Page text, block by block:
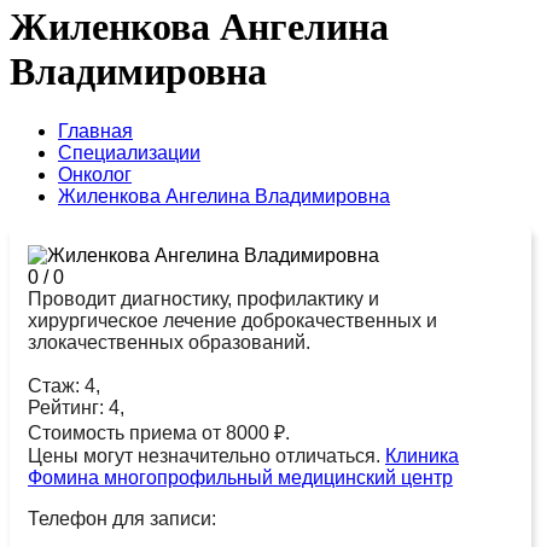
Жиленкова Ангелина
Владимировна
Главная
Специализации
Онколог
Жиленкова Ангелина Владимировна
0 /0
Проводит диагностику, профилактику и
хирургическое лечение доброкачественных и
злокачественных образований.
Стаж: 4,
Рейтинг: 4,
Стоимость приема от 8000 ₽.
Цены могут незначительно отличаться. Клиника
Фомина многопрофильный медицинский центр
Телефон для записи: